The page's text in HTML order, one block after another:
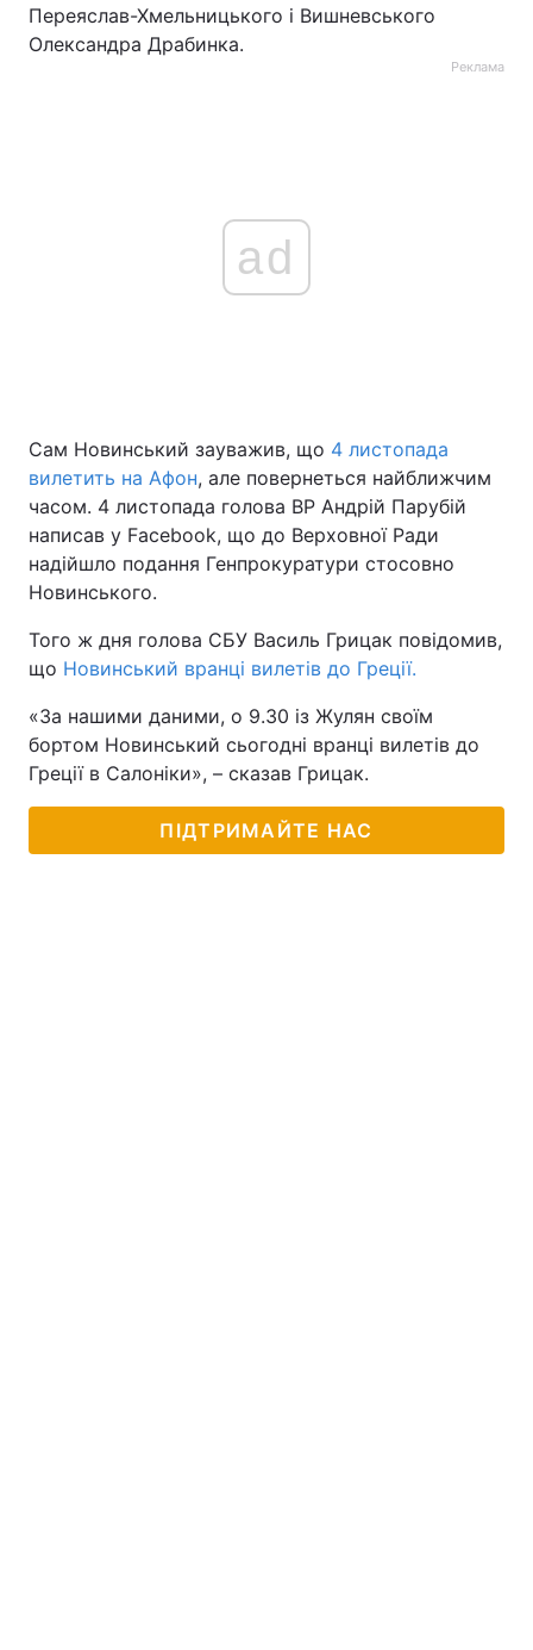
Переяслав-Хмельницького і Вишневського
Олександра Драбинка.
Реклама
ad
Сам Новинський зауважив, що 4 листопада
вилетить на Афон, але повернеться найближчим
часом. 4 листопада голова ВР Андрій Парубій
написав у Facebook, що до Верховної Ради
надійшло подання Генпрокуратури стосовно
Новинського.
Того ж дня голова СБУ Василь Грицак повідомив,
що Новинський вранці вилетів до Греції.
«За нашими даними, о 9.30 із Жулян своїм
бортом Новинський сьогодні вранці вилетів до
Греції в Салоніки», – сказав Грицак.
ПІДТРИМАЙТЕ НАС